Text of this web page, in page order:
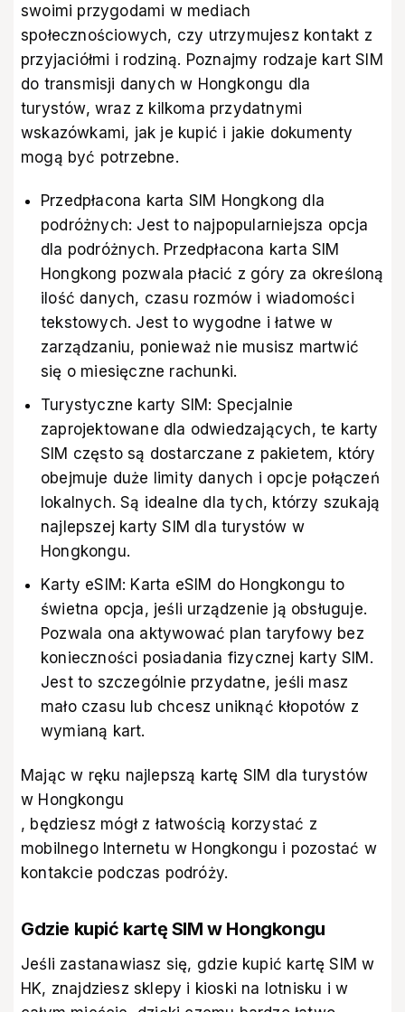
swoimi przygodami w mediach
społecznościowych, czy utrzymujesz kontakt z
przyjaciółmi i rodziną. Poznajmy rodzaje kart SIM
do transmisji danych w Hongkongu dla
turystów, wraz z kilkoma przydatnymi
wskazówkami, jak je kupić i jakie dokumenty
mogą być potrzebne.
Przedpłacona karta SIM Hongkong dla
podróżnych: Jest to najpopularniejsza opcja
dla podróżnych. Przedpłacona karta SIM
Hongkong pozwala płacić z góry za określoną
ilość danych, czasu rozmów i wiadomości
tekstowych. Jest to wygodne i łatwe w
zarządzaniu, ponieważ nie musisz martwić
się o miesięczne rachunki.
Turystyczne karty SIM: Specjalnie
zaprojektowane dla odwiedzających, te karty
SIM często są dostarczane z pakietem, który
obejmuje duże limity danych i opcje połączeń
lokalnych. Są idealne dla tych, którzy szukają
najlepszej karty SIM dla turystów w
Hongkongu.
Karty eSIM: Karta eSIM do Hongkongu to
świetna opcja, jeśli urządzenie ją obsługuje.
Pozwala ona aktywować plan taryfowy bez
konieczności posiadania fizycznej karty SIM.
Jest to szczególnie przydatne, jeśli masz
mało czasu lub chcesz uniknąć kłopotów z
wymianą kart.
Mając w ręku najlepszą kartę SIM dla turystów
w Hongkongu
, będziesz mógł z łatwością korzystać z
mobilnego Internetu w Hongkongu i pozostać w
kontakcie podczas podróży.
Gdzie kupić kartę SIM w Hongkongu
Jeśli zastanawiasz się, gdzie kupić kartę SIM w
HK, znajdziesz sklepy i kioski na lotnisku i w